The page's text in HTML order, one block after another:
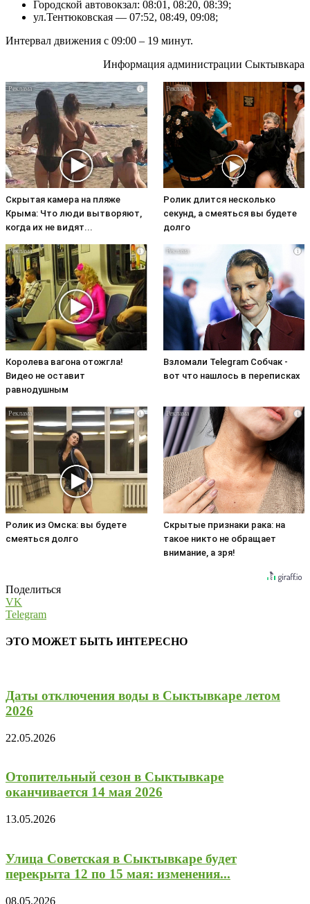
Городской автовокзал: 08:01, 08:20, 08:39;
ул.Тентюковская — 07:52, 08:49, 09:08;
Интервал движения с 09:00 – 19 минут.
Информация администрации Сыктывкара
i
Скрытая камера на пляже
Крыма: Что люди вытворяют,
когда их не видят...
i
Ролик длится несколько
секунд, а смеяться вы будете
долго
i
Королева вагона отожгла!
Видео не оставит
равнодушным
i
Взломали Telegram Собчак -
вот что нашлось в переписках
i
Ролик из Омска: вы будете
смеяться долго
i
Скрытые признаки рака: на
такое никто не обращает
внимание, а зря!
Поделиться
VK
Telegram
ЭТО МОЖЕТ БЫТЬ ИНТЕРЕСНО
Даты отключения воды в Сыктывкаре летом
2026
22.05.2026
Отопительный сезон в Сыктывкаре
оканчивается 14 мая 2026
13.05.2026
Улица Советская в Сыктывкаре будет
перекрыта 12 по 15 мая: изменения...
08.05.2026